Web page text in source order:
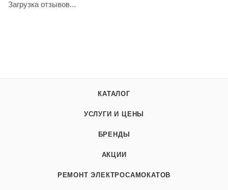
Загрузка отзывов...
КАТАЛОГ
УСЛУГИ И ЦЕНЫ
БРЕНДЫ
АКЦИИ
РЕМОНТ ЭЛЕКТРОСАМОКАТОВ